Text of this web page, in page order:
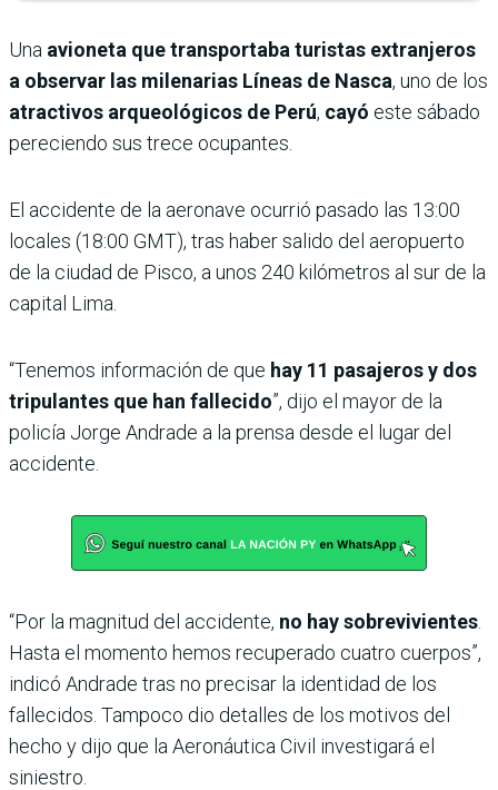
Una avioneta que transportaba turistas extranjeros
a observar las milenarias Líneas de Nasca, uno de los
atractivos arqueológicos de Perú, cayó este sábado
pereciendo sus trece ocupantes.
El accidente de la aeronave ocurrió pasado las 13:00
locales (18:00 GMT), tras haber salido del aeropuerto
de la ciudad de Pisco, a unos 240 kilómetros al sur de la
capital Lima.
“Tenemos información de que hay 11 pasajeros y dos
tripulantes que han fallecido”, dijo el mayor de la
policía Jorge Andrade a la prensa desde el lugar del
accidente.
“Por la magnitud del accidente, no hay sobrevivientes
Hasta el momento hemos recuperado cuatro cuerpos”,
indicó Andrade tras no precisar la identidad de los
fallecidos. Tampoco dio detalles de los motivos del
hecho y dijo que la Aeronáutica Civil investigará el
siniestro.